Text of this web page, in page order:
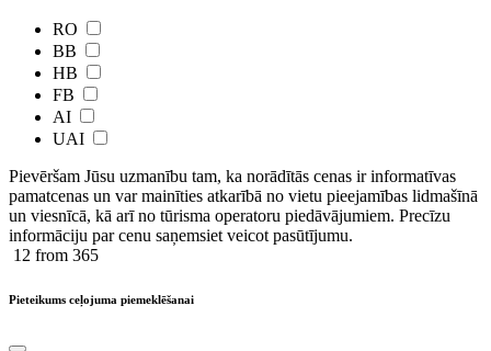
RO
BB
HB
FB
AI
UAI
Pievēršam Jūsu uzmanību tam, ka norādītās cenas ir ​informatīvas ​
pamatcenas un var mainīties atkarībā ​no ​vietu pieejamības lidmašīnā
un viesnīcā, kā arī no tūrisma operatoru piedāvājumiem. Precīzu
informāciju par cenu saņemsiet veicot pasūtījumu.
12 from 365
Pieteikums ceļojuma piemeklēšanai